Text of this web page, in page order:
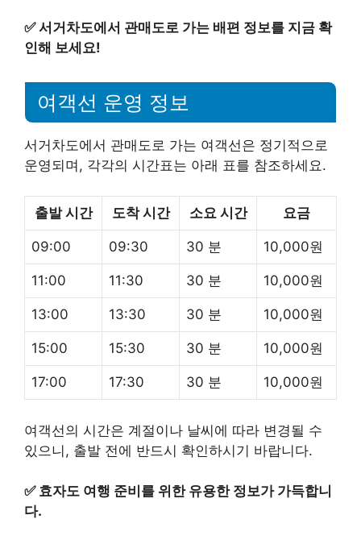
✅서거차도에서 관매도로 가는 배편 정보를 지금 확
인해 보세요!
여객선 운영 정보
서거차도에서 관매도로 가는 여객선은 정기적으로
운영되며, 각각의 시간표는 아래 표를 참조하세요.
출발 시간 도착 시간 소요 시간 요금
09:00 09:30 30 분 10,000원
11:00 11:30 30 분 10,000원
13:00 13:30 30 분 10,000원
15:00 15:30 30 분 10,000원
17:00 17:30 30 분 10,000원
여객선의 시간은 계절이나 날씨에 따라 변경될 수
있으니, 출발 전에 반드시 확인하시기 바랍니다.
✅ 효자도 여행 준비를 위한 유용한 정보가 가득합니
다.